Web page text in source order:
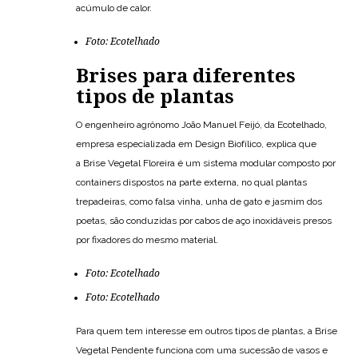
acúmulo de calor.
Foto: Ecotelhado
Brises para diferentes
tipos de plantas
O engenheiro agrônomo João Manuel Feijó, da Ecotelhado,
empresa especializada em Design Biofílico, explica que
a Brise Vegetal Floreira é um sistema modular composto por
containers dispostos na parte externa, no qual plantas
trepadeiras, como falsa vinha, unha de gato e jasmim dos
poetas, são conduzidas por cabos de aço inoxidáveis presos
por fixadores do mesmo material.
Foto: Ecotelhado
Foto: Ecotelhado
Para quem tem interesse em outros tipos de plantas, a Brise
Vegetal Pendente funciona com uma sucessão de vasos e